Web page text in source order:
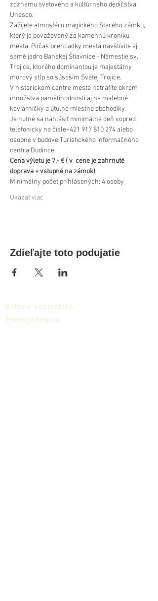
zoznamu svetového a kultúrneho dedičstva
Unesco.
Zažijete atmosféru magického Starého zámku,
ktorý je považovaný za kamennú kroniku
mesta. Počas prehliadky mesta navštívite aj
samé jadro Banskej Štiavnice - Námestie sv.
Trojice, ktorého dominantou je majestátny
morový stĺp so súsoším Svätej Trojice.
V historickom centre mesta natrafíte okrem
množstva pamätihodností aj na malebné
kaviarničky a útulné miestne obchodíky.
Je nutné sa nahlásiť minimálne deň vopred
telefonicky na čísle+421 917 810 274 alebo
osobne v budove Turistického informačného
centra Dudince.
Cena výletu je 7,- € ( v  cene je zahrnuté
doprava + vstupné na zámok)
Minimálny počet prihlásených: 4 osoby
Ukázať viac
Zdieľajte toto podujatie
Balnea kozmetika
Zverejňovanie